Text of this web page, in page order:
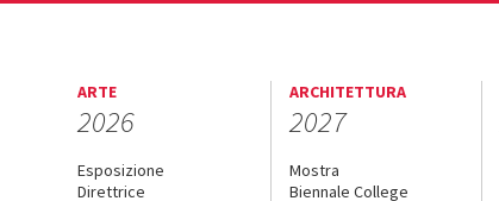
ARTE
2026
Esposizione
Direttrice
ARCHITETTURA
2027
Mostra
Biennale College